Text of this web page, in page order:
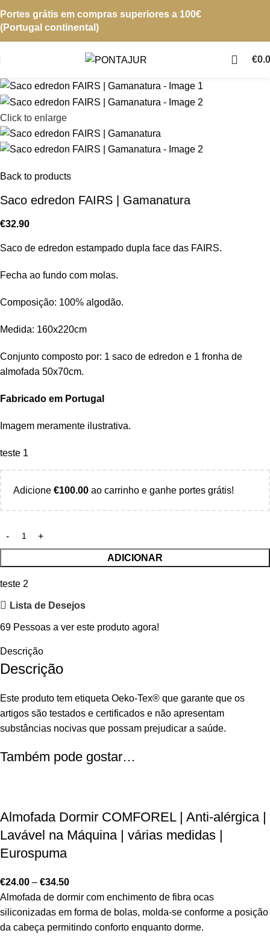
Portes grátis em compras superiores a 100€
(Portugal continental)
€
Click to enlarge
Back to products
Saco edredon FAIRS | Gamanatura
€32.90
Saco de edredon estampado dupla face das FAIRS.
Fecha ao fundo com molas.
Composição: 100% algodão.
Medida: 160x220cm
Conjunto composto por: 1 saco de edredon e 1 fronha de
almofada 50x70cm.
Fabricado em Portugal
Imagem meramente ilustrativa.
teste 1
Adicione €100.00 ao carrinho e ganhe portes grátis!
ADICIONAR
teste 2
Lista de Desejos
69 Pessoas a ver este produto agora!
Descrição
Descrição
Este produto tem etiqueta Oeko-Tex® que garante que os
artigos são testados e certificados e não apresentam
substâncias nocivas que possam prejudicar a saúde.
Também pode gostar…
Almofada Dormir COMFOREL | Anti-alérgica |
Lavável na Máquina | várias medidas |
Eurospuma
€24.00 – €34.50
Almofada de dormir com enchimento de fibra ocas
siliconizadas em forma de bolas, molda-se conforme a posição
da cabeça permitindo conforto enquanto dorme.